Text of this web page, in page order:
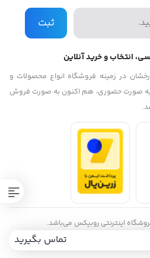
تماس بگیرید
ثبت
انتخاب و خرید آنلاین
در زمینه فروشگاه انواع محصولات و
به صورت حضوری، هم اکنون به صورت فروش
اینترنتی روبیکس می‌باشد.